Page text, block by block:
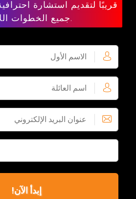
قريبًا لتقديم استشارة
جميع الخطوات اللازمة.